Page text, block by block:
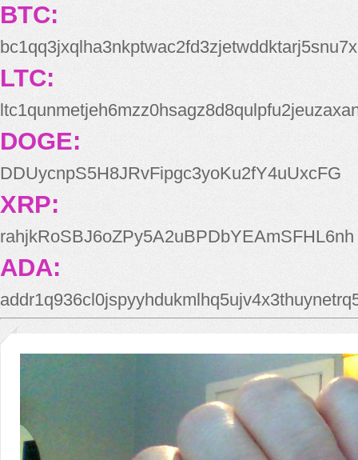
BTC:
bc1qq3jxqlha3nkptwac2fd3zjetwddktarj5snu7x
LTC:
DOGE:
DDUycnpS5H8JRvFipgc3yoKu2fY4uUxcFG
XRP:
rahjkRoSBJ6oZPy5A2uBPDbYEAmSFHL6nh
ADA: